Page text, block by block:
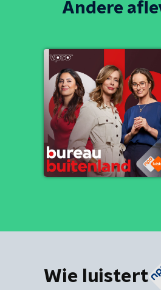
Andere
Wie luistert